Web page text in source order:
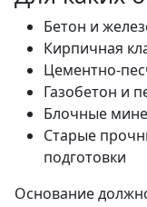
Бетон и
Кирпичная
Цементно-
Газобетон и
Блочные
Старые
подготовки
Основание